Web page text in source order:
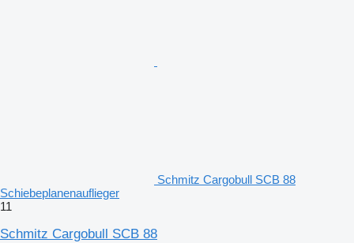
Schmitz Cargobull SCB 88
Schiebeplanenauflieger
11
Schmitz Cargobull SCB 88